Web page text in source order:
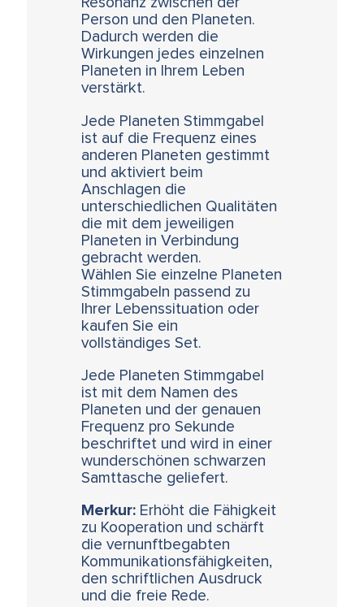
Resonanz zwischen der
Person und den Planeten.
Dadurch werden die
Wirkungen jedes einzelnen
Planeten in Ihrem Leben
verstärkt.
Jede Planeten Stimmgabel
ist auf die Frequenz eines
anderen Planeten gestimmt
und aktiviert beim
Anschlagen die
unterschiedlichen Qualitäten
die mit dem jeweiligen
Planeten in Verbindung
gebracht werden.
Wählen Sie einzelne Planeten
Stimmgabeln passend zu
Ihrer Lebenssituation oder
kaufen Sie ein
vollständiges Set.
Jede Planeten Stimmgabel
ist mit dem Namen des
Planeten und der genauen
Frequenz pro Sekunde
beschriftet und wird in einer
wunderschönen schwarzen
Samttasche geliefert.
Merkur: Erhöht die Fähigkeit
zu Kooperation und schärft
die vernunftbegabten
Kommunikationsfähigkeiten,
den schriftlichen Ausdruck
und die freie Rede.